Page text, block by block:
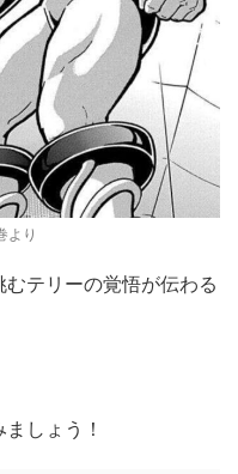
より
テリーの覚悟が伝わる
しょう！